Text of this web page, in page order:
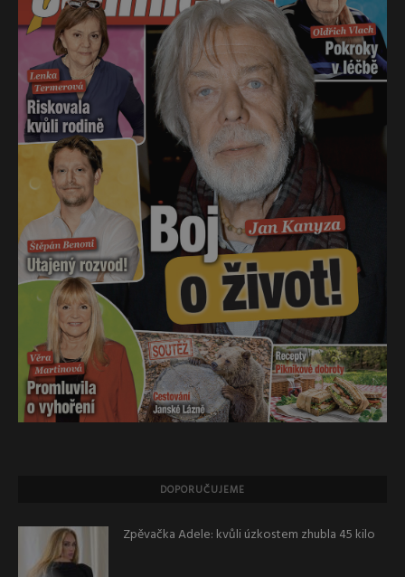
DOPORUČUJEME
Zpěvačka Adele: kvůli úzkostem zhubla 45 kilo